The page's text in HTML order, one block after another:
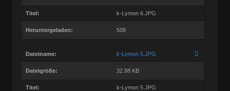
Titel: k-Lymon 6.JPG
Heruntergeladen: 508
Dateiname: k-Lymon 5.JPG
Dateigröße: 32.88 KB
Titel: k-Lymon 5.JPG